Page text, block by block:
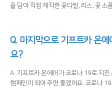
을 담아 직접 제작한 꽃다발, 리스, 꽃 소
Q. 마지막으로 기프트카 온
요?
A. 기프트카 온에어가 코로나 19로 지
캠페인이 되어 주면 좋겠어요. 코로나